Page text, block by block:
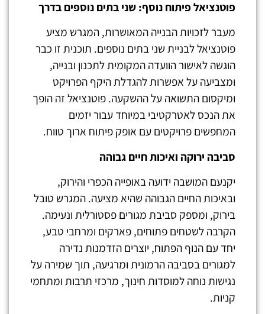
פוטנציאל פיתוח נוסף: שני בתים נוספים בדרך
מעבר לזכויות הבנייה המאושרות, המגרש מציע
פוטנציאל לבניית שני בתים נוספים. תוכנית זו כבר
הוגשה לאישור הוועדה המקומית לתכנון ובנייה,
ומצביעה על אפשרות להגדלת היקף הפרויקט
ומיקסום התשואה על ההשקעה. פוטנציאל זה הופך
את הנכס לאטרקטיבי במיוחד עבור יזמים
המחפשים פרויקטים עם אופק פיתוח ארוך טווח.
סביבה ירוקה ואיכות חיים גבוהה
יקנעם המושבה ידועה באופייה הכפרי והירוק,
ובאיכות החיים הגבוהה שהיא מציעה. המגרש טובל
בירוק, ומספק סביבת מגורים פסטורלית ונעימה.
הקרבה לשטחים פתוחים, פארקים ומרחבי טבע,
יחד עם הנוף הפתוח, יוצרים הזדמנות נדירה
למגורים בסביבה הרמונית ומרגיעה, תוך שמירה על
נגישות נוחה למוסדות חינוך, מרכזי תרבות ומתחמי
קניות.